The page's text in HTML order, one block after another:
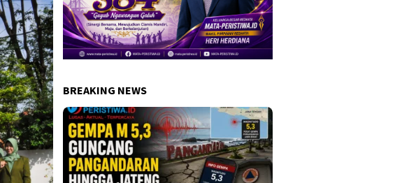
BREAKING NEWS